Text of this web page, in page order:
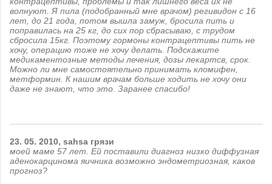
волнуют. Я пила (подобранный мне врачом) регивидон с 16
лет, до 21 года, потом вышла замуж, бросила пить и
поправилась на 25 кг, до сих пор сбрасываю, с трудом
сбросила 15кг. Поэтому гормоны контрацептивы пить не
хочу, операцию тоже не хочу делать. Подскажите
медикаментозные методы лечения, дозы лекартсв, срок.
Можно ли мне самостоятельно принимать кломифен,
метформин. К нашим врачам больше ходить не хочу они
даже не знают, что это. Заранее спасибо!
23. 05. 2010, sahsa грязи
моей маме 57 лет. Ей поставили диагноз низко диффузная
аденокарцинома яичника возможно эндометриозная, каков
прогноз?